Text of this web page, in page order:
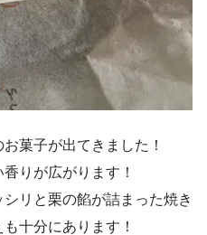
菓子が出てきました！
りが広がります！
リと栗の餡が詰まった焼き
十分にあります！